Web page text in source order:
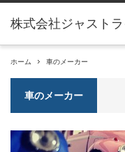
ホーム 車のメーカー
車のメーカー